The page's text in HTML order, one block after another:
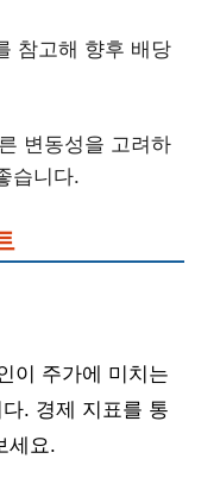
참고해 향후 배당
변동성을 고려하
습니다.
이 주가에 미치는
. 경제 지표를 통
세요.